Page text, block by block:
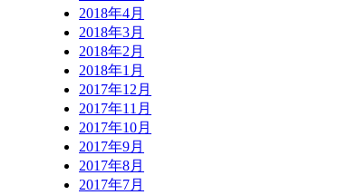
2018年4月
2018年3月
2018年2月
2018年1月
2017年12月
2017年11月
2017年10月
2017年9月
2017年8月
2017年7月